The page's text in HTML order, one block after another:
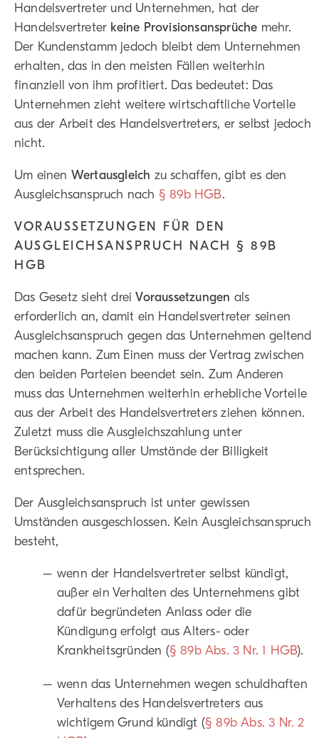
Handelsvertreter und Unternehmen, hat der
Handelsvertreter keine Provisionsansprüche mehr.
Der Kundenstamm jedoch bleibt dem Unternehmen
erhalten, das in den meisten Fällen weiterhin
finanziell von ihm profitiert. Das bedeutet: Das
Unternehmen zieht weitere wirtschaftliche Vorteile
aus der Arbeit des Handelsvertreters, er selbst jedoch
nicht.
Um einen Wertausgleich zu schaffen, gibt es den
Ausgleichsanspruch nach § 89b HGB.
VORAUSSETZUNGEN FÜR DEN
AUSGLEICHSANSPRUCH NACH § 89B
HGB
Das Gesetz sieht dreiVoraussetzungen als
erforderlich an, damit ein Handelsvertreter seinen
Ausgleichsanspruch gegen das Unternehmen geltend
machen kann. Zum Einen muss der Vertrag zwischen
den beiden Parteien beendet sein. Zum Anderen
muss das Unternehmen weiterhin erhebliche Vorteile
aus der Arbeit des Handelsvertreters ziehen können.
Zuletzt muss die Ausgleichszahlung unter
Berücksichtigung aller Umstände der Billigkeit
entsprechen.
Der Ausgleichsanspruch ist unter gewissen
Umständen ausgeschlossen. Kein Ausgleichsanspruch
besteht,
wenn der Handelsvertreter selbst kündigt,
außer ein Verhalten des Unternehmens gibt
dafür begründeten Anlass oder die
Kündigung erfolgt aus Alters- oder
Krankheitsgründen (§ 89b Abs. 3 Nr. 1 HGB).
wenn das Unternehmen wegen schuldhaften
Verhaltens des Handelsvertreters aus
wichtigem Grund kündigt (§ 89b Abs. 3 Nr. 2